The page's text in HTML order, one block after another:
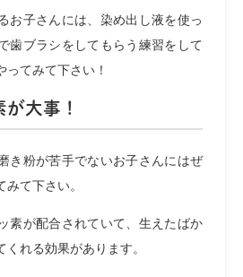
お子さんには、染め出し液を使っ
歯ブラシをしてもらう練習をして
ってみて下さい！
大事！
き粉が苦手でないお子さんにはぜ
て下さい。
素が配合されていて、生えたばか
くれる効果があります。